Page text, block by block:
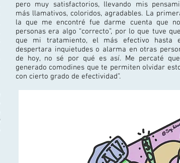
pero muy satisfactorios, llevando mis
más llamativos, coloridos, agradables. La
la que me encontré fue darme cuenta que
personas era algo “correcto”, por lo que tuve
que mi tratamiento, el más efectivo hasta
despertara inquietudes o alarma en otras
de hoy, no sé por qué es así. Me percaté
generado comodines que te permiten olvidar
con cierto grado de efectividad”.